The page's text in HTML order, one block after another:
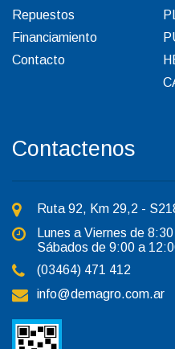
Repuestos
Financiamiento
Contacto
Contactenos
Ruta 92, Km 29,2 -
Lunes a Viernes de
Sábados de 9:00 a
(03464) 471 412
info@demagro.com.ar